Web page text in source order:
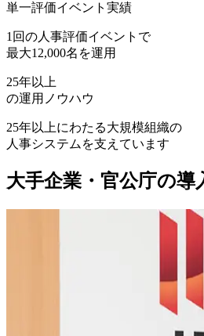
単一評価イベント実績
1回の人事評価イベントで
最大12,000名を運用
25年以上
の運用ノウハウ
25年以上にわたる大規模組織の
人事システムを支えています
大手企業・官公庁の導